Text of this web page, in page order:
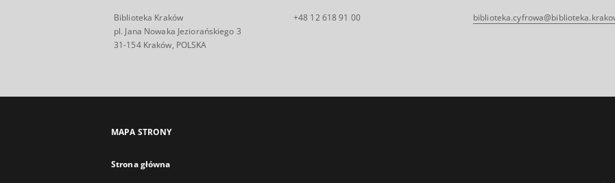
Biblioteka Kraków
pl. Jana Nowaka Jeziorańskiego 3
31-154 Kraków, POLSKA
+48 12 618 91 00
MAPA STRONY
Strona główna